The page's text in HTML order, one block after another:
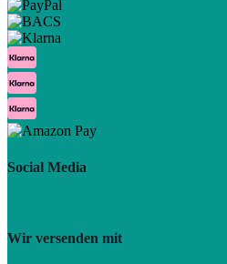
Social Media
Wir versenden mit